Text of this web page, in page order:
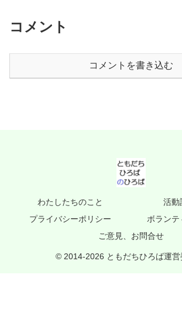
コメント
コメントを書き込む
わたしたちのこと
活動
プライバシーポリシー
ボランテ
ご意見、お問合せ
© 2014-2026 ともだちひろば運営